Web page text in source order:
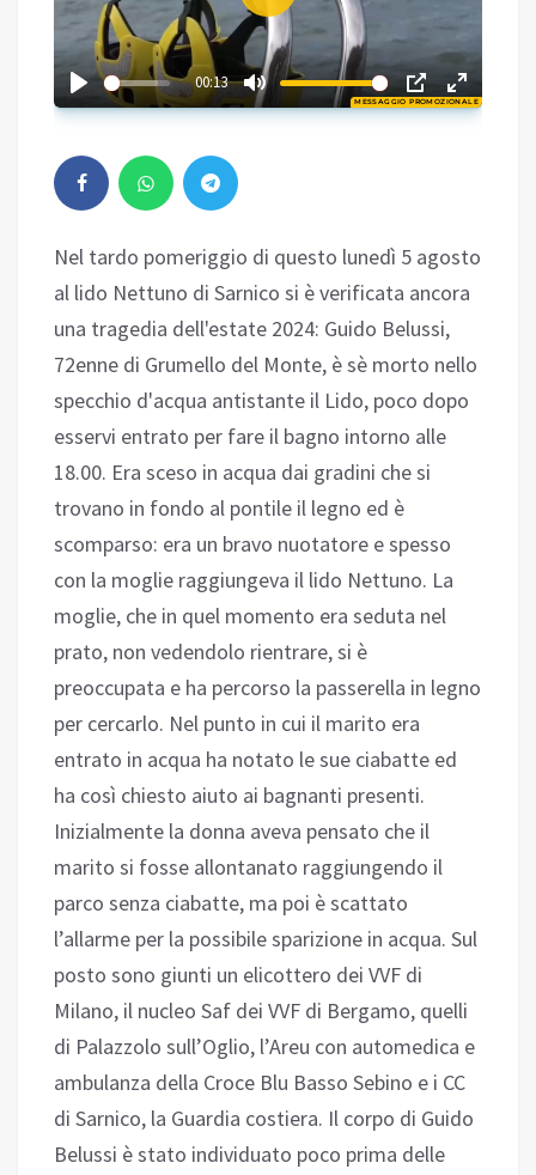
MESSAGGIO PROMOZIONALE
00:13
Play
01:26
Nel tardo pomeriggio di questo lunedì 5 agosto
al lido Nettuno di Sarnico si è verificata ancora
una tragedia dell'estate 2024: Guido Belussi,
72enne di Grumello del Monte, è sè morto nello
specchio d'acqua antistante il Lido, poco dopo
esservi entrato per fare il bagno intorno alle
18.00. Era sceso in acqua dai gradini che si
trovano in fondo al pontile il legno ed è
scomparso: era un bravo nuotatore e spesso
con la moglie raggiungeva il lido Nettuno. La
moglie, che in quel momento era seduta nel
prato, non vedendolo rientrare, si è
preoccupata e ha percorso la passerella in legno
per cercarlo. Nel punto in cui il marito era
entrato in acqua ha notato le sue ciabatte ed
ha così chiesto aiuto ai bagnanti presenti.
Inizialmente la donna aveva pensato che il
marito si fosse allontanato raggiungendo il
parco senza ciabatte, ma poi è scattato
l’allarme per la possibile sparizione in acqua. Sul
posto sono giunti un elicottero dei VVF di
Milano, il nucleo Saf dei VVF di Bergamo, quelli
di Palazzolo sull’Oglio, l’Areu con automedica e
ambulanza della Croce Blu Basso Sebino e i CC
di Sarnico, la Guardia costiera. Il corpo di Guido
Belussi è stato individuato poco prima delle